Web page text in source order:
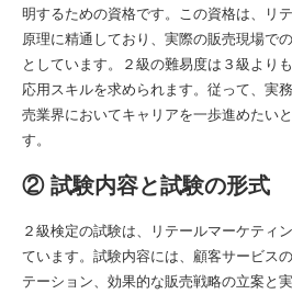
明するための資格です。この資格は、リ
原理に精通しており、実際の販売現場で
としています。２級の難易度は３級より
応用スキルを求められます。従って、実
売業界においてキャリアを一歩進めたい
す。
② 試験内容と試験の形式
２級検定の試験は、リテールマーケティ
ています。試験内容には、顧客サービス
テーション、効果的な販売戦略の立案と